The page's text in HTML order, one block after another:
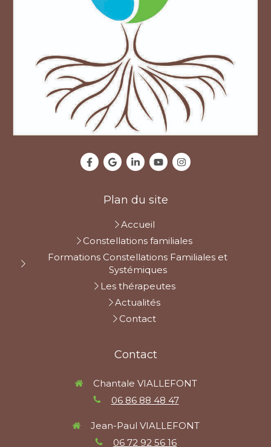
Plan du site
Accueil
Constellations familiales
Formations Constellations Familiales et
Systémiques
Les thérapeutes
Actualités
Contact
Contact
Chantale VIALLEFONT
06 86 88 48 47
Jean-Paul VIALLEFONT
06 72 92 56 16